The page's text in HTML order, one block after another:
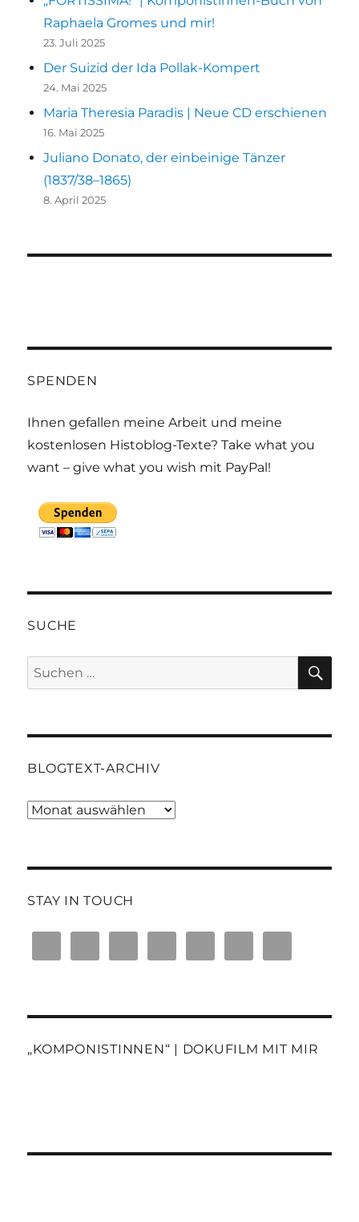
Raphaela Gromes und mir!
23. Juli 2025
Der Suizid der Ida Pollak-Kompert
24. Mai 2025
Maria Theresia Paradis | Neue CD erschienen
16. Mai 2025
Juliano Donato, der einbeinige Tänzer
(1837/38–1865)
8. April 2025
SPENDEN
Ihnen gefallen meine Arbeit und meine
kostenlosen Histoblog-Texte? Take what you
want – give what you wish mit PayPal!
SUCHE
Suchen
nach:
BLOGTEXT-ARCHIV
Blogtext-
STAY IN TOUCH
„KOMPONISTINNEN“ | DOKUFILM MIT MIR